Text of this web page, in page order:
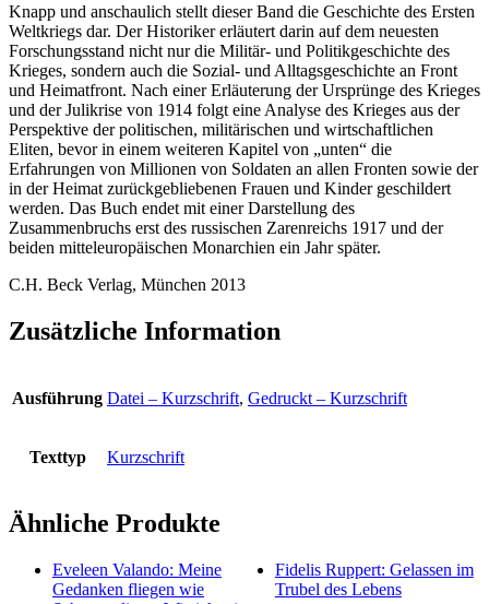
Knapp und anschaulich stellt dieser Band die Geschichte des Ersten
Weltkriegs dar. Der Historiker erläutert darin auf dem neuesten
Forschungsstand nicht nur die Militär- und Politikgeschichte des
Krieges, sondern auch die Sozial- und Alltagsgeschichte an Front
und Heimatfront. Nach einer Erläuterung der Ursprünge des Krieges
und der Julikrise von 1914 folgt eine Analyse des Krieges aus der
Perspektive der politischen, militärischen und wirtschaftlichen
Eliten, bevor in einem weiteren Kapitel von „unten“ die
Erfahrungen von Millionen von Soldaten an allen Fronten sowie der
in der Heimat zurückgebliebenen Frauen und Kinder geschildert
werden. Das Buch endet mit einer Darstellung des
Zusammenbruchs erst des russischen Zarenreichs 1917 und der
beiden mitteleuropäischen Monarchien ein Jahr später.
C.H. Beck Verlag, München 2013
Zusätzliche Information
Ausführung Datei – Kurzschrift, Gedruckt – Kurzschrift
Texttyp Kurzschrift
Ähnliche Produkte
Eveleen Valando: Meine
Gedanken fliegen wie
Fidelis Ruppert: Gelassen im
Trubel des Lebens